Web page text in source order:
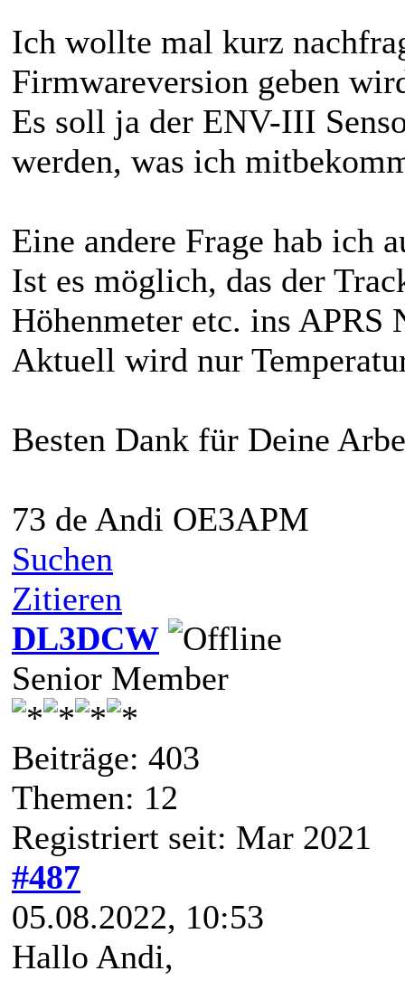
Ich wollte mal kurz
Firmwareversion geben
Es soll ja der ENV-III
werden, was ich
Eine andere Frage hab ich
Ist es möglich, das der
Höhenmeter etc. ins APRS
Aktuell wird nur
Besten Dank für Deine
73 de Andi OE3APM
Suchen
Zitieren
DL3DCW
Senior Member
Beiträge: 403
Themen: 12
Registriert seit: Mar 2021
#487
05.08.2022, 10:53
Hallo Andi,